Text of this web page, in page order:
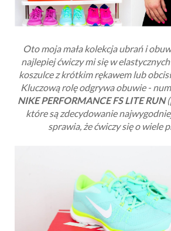
Oto moja mała kolekcja ubrań i
najlepiej ćwiczy mi się w
koszulce z krótkim rękawem lub
Kluczową rolę odgrywa obuwie -
NIKE PERFORMANCE FS LITE RUN
które są zdecydowanie
sprawia, że ćwiczy się o wiele